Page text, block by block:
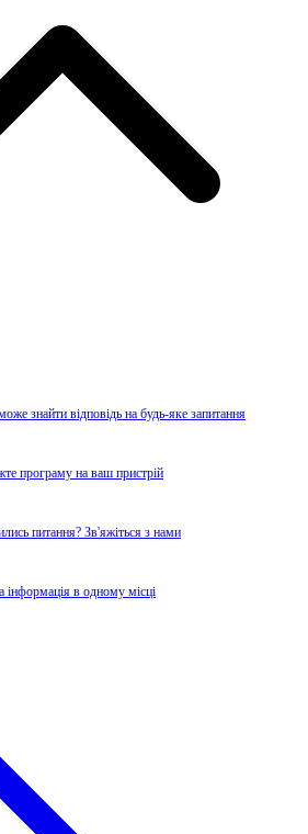
знайти відповідь на будь-яке запитання
програму на ваш пристрій
питання? Зв'яжіться з нами
інформація в одному місці